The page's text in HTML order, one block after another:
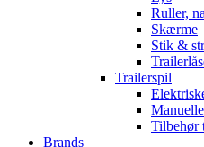
Ruller,
Skærme
Stik &
Trailerspil
Manuelle
Tilbehør
Brands